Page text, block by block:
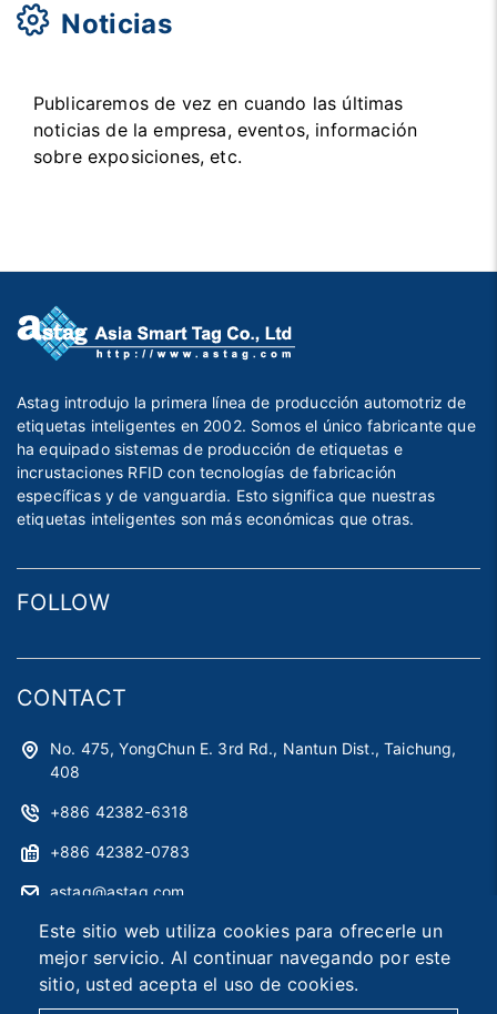
Noticias
Publicaremos de vez en cuando las últimas
noticias de la empresa, eventos, información
sobre exposiciones, etc.
Este sitio web utiliza cookies para ofrecerle un
mejor servicio. Al continuar navegando por este
sitio, usted acepta el uso de cookies.
Astag introdujo la primera línea de producción automotriz de
etiquetas inteligentes en 2002. Somos el único fabricante que
ha equipado sistemas de producción de etiquetas e
incrustaciones RFID con tecnologías de fabricación
específicas y de vanguardia. Esto significa que nuestras
etiquetas inteligentes son más económicas que otras.
FOLLOW
CONTACT
No. 475, YongChun E. 3rd Rd., Nantun Dist., Taichung,
408
+886 42382-6318
+886 42382-0783
astag@astag.com
roger@astag.com